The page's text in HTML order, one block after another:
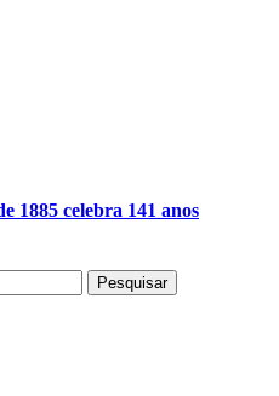
1885 celebra 141 anos